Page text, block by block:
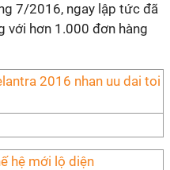
7/2016, ngay lập tức đã
với hơn 1.000 đơn hàng
hệ mới lộ diện